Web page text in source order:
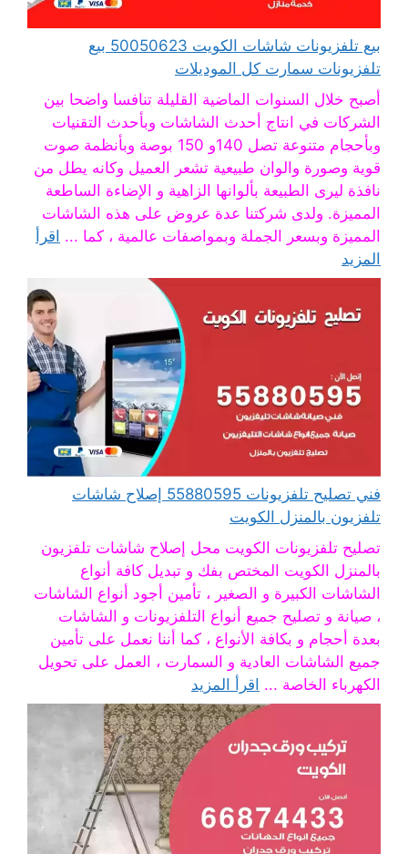
بيع تلفزيونات شاشات الكويت 50050623 بيع
تلفزيونات سمارت كل الموديلات
أصبح خلال السنوات الماضية القليلة تنافسا واضحا بين
الشركات في انتاج أحدث الشاشات وبأحدث التقنيات
وبأحجام متنوعة تصل 140و 150 بوصة وبأنظمة صوت
قوية وصورة والوان طبيعية تشعر العميل وكانه يطل من
نافذة ليرى الطبيعة بألوانها الزاهية و الإضاءة الساطعة
المميزة. ولدى شركتنا عدة عروض على هذه الشاشات
المميزة وبسعر الجملة وبمواصفات عالمية ، كما ... اقرأ
المزيد
فني تصليح تلفزيونات 55880595 إصلاح شاشات
تلفزيون بالمنزل الكويت
تصليح تلفزيونات الكويت محل إصلاح شاشات تلفزيون
بالمنزل الكويت المختص بفك و تبديل كافة أنواع
الشاشات الكبيرة و الصغير ، تأمين أجود أنواع الشاشات
، صيانة و تصليح جميع أنواع التلفزيونات و الشاشات
بعدة أحجام و بكافة الأنواع ، كما أننا نعمل على تأمين
جميع الشاشات العادية و السمارت ، العمل على تحويل
الكهرباء الخاصة ... اقرأ المزيد